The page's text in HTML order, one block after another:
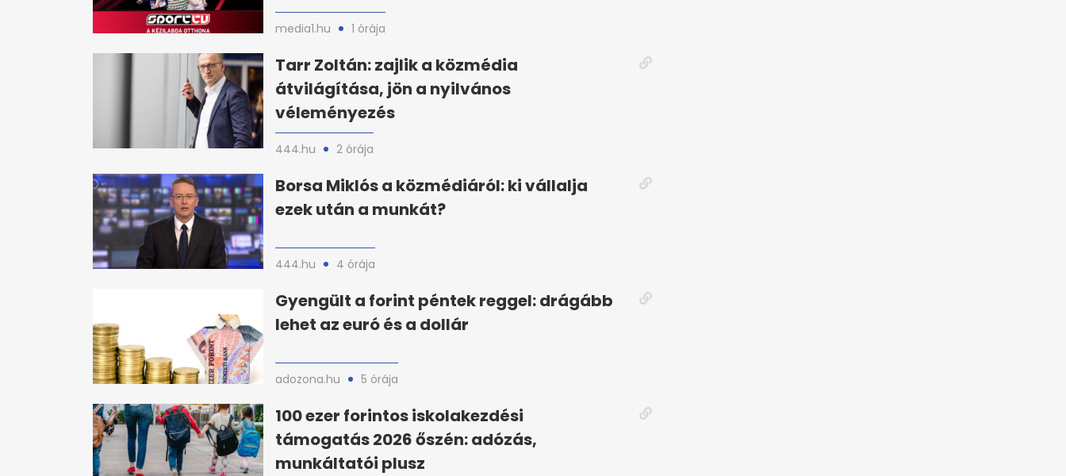
media1.hu 1 órája
Tarr Zoltán: zajlik a közmédia
átvilágítása, jön a nyilvános
véleményezés
444.hu 2 órája
Borsa Miklós a közmédiáról: ki vállalja
ezek után a munkát?
444.hu 4 órája
Gyengült a forint péntek reggel: drágább
lehet az euró és a dollár
adozona.hu 5 órája
100 ezer forintos iskolakezdési
támogatás 2026 őszén: adózás,
munkáltatói plusz